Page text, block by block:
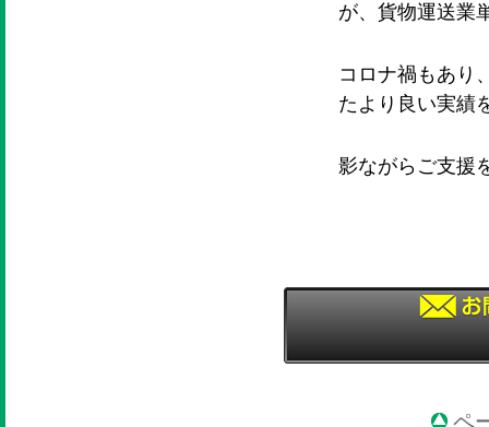
が、貨物運送業
コロナ禍もあり
たより良い実績
影ながらご支援
ペ